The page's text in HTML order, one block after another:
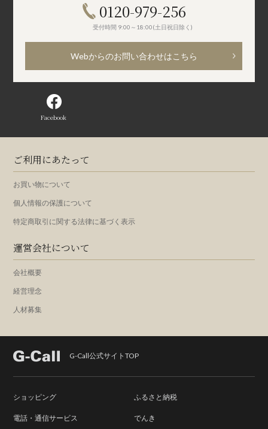
0120-979-256
受付時間 9:00～18:00(土日祝日除く)
Webからのお問い合わせはこちら
Facebook
ご利用にあたって
お買い物について
個人情報の保護について
特定商取引に関する法律に基づく表示
運営会社について
会社概要
経営理念
人材募集
G-Call公式サイトTOP
ショッピング ふるさと納税
電話・通信サービス でんき